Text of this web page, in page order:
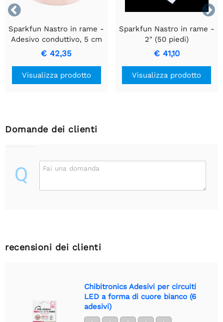


Sparkfun Nastro in rame -
Adesivo conduttivo, 5 cm
- 15 metri
€ 42,35
Visualizza prodotto
Sparkfun Nastro in rame -
2" (50 piedi)
€ 41,10
Visualizza prodotto
Domande dei clienti
Q Fai una domanda
recensioni dei clienti
Chibitronics Adesivi per circuiti
LED a forma di cuore bianco (6
adesivi)